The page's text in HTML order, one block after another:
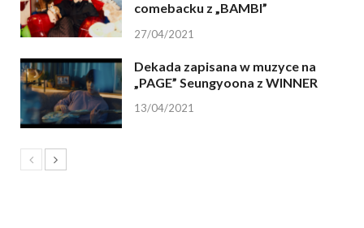
comebacku z „BAMBI”
27/04/2021
Dekada zapisana w muzyce na
„PAGE” Seungyoona z WINNER
13/04/2021